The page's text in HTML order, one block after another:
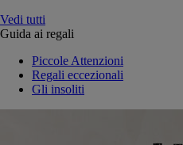
Vedi tutti
Guida ai regali
Piccole Attenzioni
Regali eccezionali
Gli insoliti